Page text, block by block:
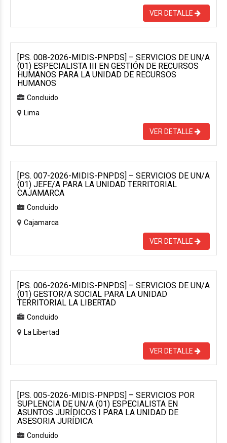
VER DETALLE
[P.S. 008-2026-MIDIS-PNPDS] – SERVICIOS DE UN/A
(01) ESPECIALISTA III EN GESTIÓN DE RECURSOS
HUMANOS PARA LA UNIDAD DE RECURSOS
HUMANOS
Concluido
Lima
VER DETALLE
[P.S. 007-2026-MIDIS-PNPDS] – SERVICIOS DE UN/A
(01) JEFE/A PARA LA UNIDAD TERRITORIAL
CAJAMARCA
Concluido
Cajamarca
VER DETALLE
[P.S. 006-2026-MIDIS-PNPDS] – SERVICIOS DE UN/A
(01) GESTOR/A SOCIAL PARA LA UNIDAD
TERRITORIAL LA LIBERTAD
Concluido
La Libertad
VER DETALLE
[P.S. 005-2026-MIDIS-PNPDS] – SERVICIOS POR
SUPLENCIA DE UN/A (01) ESPECIALISTA EN
ASUNTOS JURÍDICOS I PARA LA UNIDAD DE
ASESORIA JURÍDICA
Concluido